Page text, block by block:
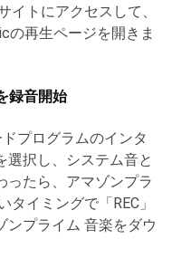
イトにアクセスして、
再生ページを開きま
録音開始
プログラムのインタ
選択し、システム音と
ったら、アマゾンプラ
イミングで「REC」
ンプライム 音楽をダウ